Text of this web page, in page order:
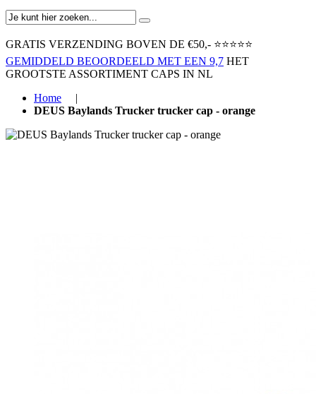
GRATIS VERZENDING BOVEN ​DE €50,-​ ⭐⭐⭐⭐⭐
GEMIDDELD BEOORDEELD MET EEN 9,7 HET
GROOTSTE ASSORTIMENT CAPS IN NL
Home
|
DEUS Baylands Trucker trucker cap - orange